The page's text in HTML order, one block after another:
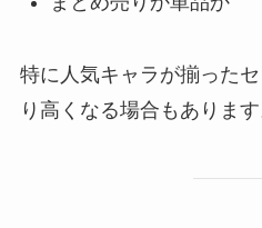
特に人気キャラが揃った
り高くなる場合もあります